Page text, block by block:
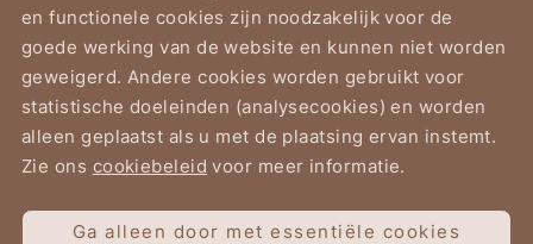
Vogelzanglaan 2
1150 Brussel
Gebruiksvoorwaarden
en functionele cookies zijn noodzakelijk voor de
goede werking van de website en kunnen niet worden
geweigerd. Andere cookies worden gebruikt voor
statistische doeleinden (analysecookies) en worden
alleen geplaatst als u met de plaatsing ervan instemt.
Zie ons cookiebeleid voor meer informatie.
Ga alleen door met essentiële cookies